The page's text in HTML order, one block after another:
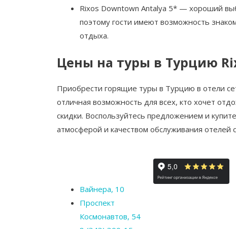
Rixos Downtown Antalya 5* — хороший
поэтому гости имеют возможность
отдыха.
Цены на туры в Турцию
Приобрести горящие туры в Турцию в отели
отличная возможность для всех, кто хочет
скидки. Воспользуйтесь предложением и
атмосферой и качеством обслуживания отелей
Вайнера, 10
Проспект
Космонавтов, 54